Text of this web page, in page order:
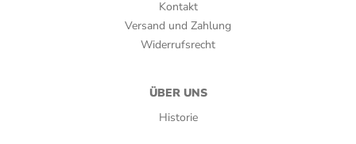
Kontakt
Versand und Zahlung
Widerrufsrecht
ÜBER UNS
Historie